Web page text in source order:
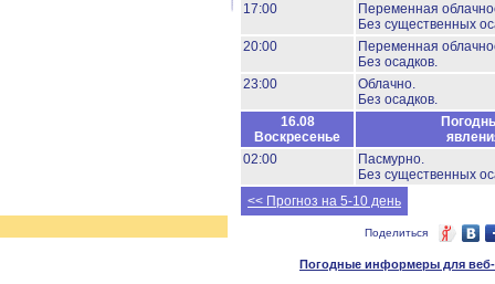
17:00
Переменная
Без существенных
20:00
Переменная
Без осадков.
23:00
Облачно.
Без осадков.
16.08
Воскресенье
02:00
Пасмурно.
Без существенных
<< Прогноз на 5-10 день
Поделиться
Погодные информеры для веб-